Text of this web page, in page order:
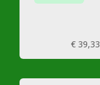
€ 39,33